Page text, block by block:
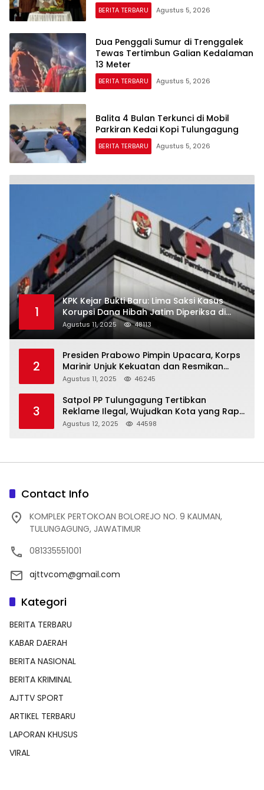
BERITA TERBARU Agustus 5, 2026
Dua Penggali Sumur di Trenggalek
Tewas Tertimbun Galian Kedalaman
13 Meter
BERITA TERBARU Agustus 5, 2026
Balita 4 Bulan Terkunci di Mobil
Parkiran Kedai Kopi Tulungagung
BERITA TERBARU Agustus 5, 2026
1
KPK Kejar Bukti Baru: Lima Saksi Kasus
Korupsi Dana Hibah Jatim Diperiksa di
Trenggalek
Agustus 11, 2025 48113
2
Presiden Prabowo Pimpin Upacara, Korps
Marinir Unjuk Kekuatan dan Resmikan
Struktur Baru
Agustus 11, 2025 46245
3
Satpol PP Tulungagung Tertibkan
Reklame Ilegal, Wujudkan Kota yang Rapi
dan Indah
Agustus 12, 2025 44598
Contact Info
KOMPLEK PERTOKOAN BOLOREJO NO. 9 KAUMAN,
TULUNGAGUNG, JAWATIMUR
081335551001
ajttvcom@gmail.com
Kategori
BERITA TERBARU
KABAR DAERAH
BERITA NASIONAL
BERITA KRIMINAL
AJTTV SPORT
ARTIKEL TERBARU
LAPORAN KHUSUS
VIRAL